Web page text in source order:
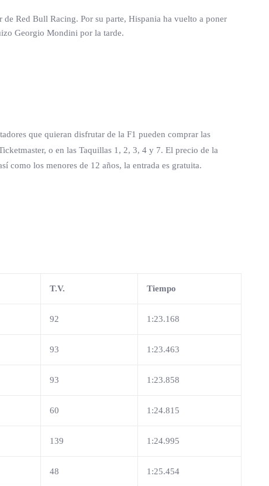
Red Bull Racing. Por su parte, Hispania ha vuelto a poner
Georgio Mondini por la tarde.
que quieran disfrutar de la F1 pueden comprar las
o en las Taquillas 1, 2, 3, 4 y 7. El precio de la
como los menores de 12 años, la entrada es gratuita.
T.V. Tiempo
92 1:23.168
93 1:23.463
93 1:23.858
60 1:24.815
139 1:24.995
48 1:25.454